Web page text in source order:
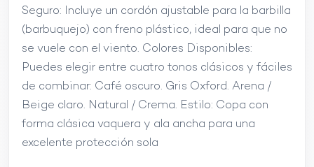
Seguro: Incluye un cordón ajustable para la barbilla
(barbuquejo) con freno plástico, ideal para que no
se vuele con el viento. Colores Disponibles:
Puedes elegir entre cuatro tonos clásicos y fáciles
de combinar: Café oscuro. Gris Oxford. Arena /
Beige claro. Natural / Crema. Estilo: Copa con
forma clásica vaquera y ala ancha para una
excelente protección sola